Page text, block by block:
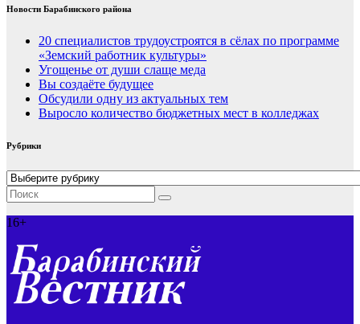
Новости Барабинского района
20 специалистов трудоустроятся в сёлах по программе
«Земский работник культуры»
Угощенье от души слаще меда
Вы создаёте будущее
Обсудили одну из актуальных тем
Выросло количество бюджетных мест в колледжах
Рубрики
Рубрики
16+